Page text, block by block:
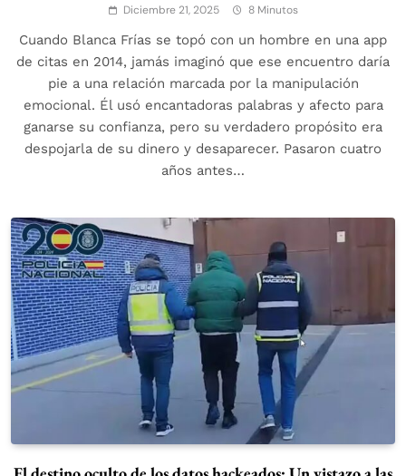
Diciembre 21, 2025 8 Minutos
Cuando Blanca Frías se topó con un hombre en una app
de citas en 2014, jamás imaginó que ese encuentro daría
pie a una relación marcada por la manipulación
emocional. Él usó encantadoras palabras y afecto para
ganarse su confianza, pero su verdadero propósito era
despojarla de su dinero y desaparecer. Pasaron cuatro
años antes…